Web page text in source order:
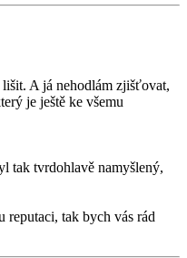
A já nehodlám zjišťovat,
je ještě ke všemu
tak tvrdohlavě namyšlený,
reputaci, tak bych vás rád